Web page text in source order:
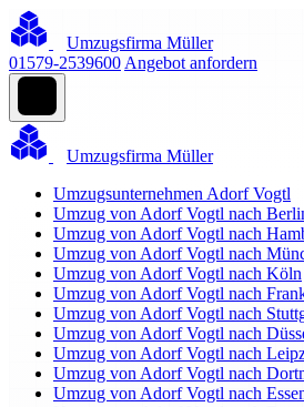
Umzugsfirma Müller
01579-2539600 Angebot anfordern
Umzugsfirma Müller
Umzugsunternehmen Adorf Vogtl
Umzug von Adorf Vogtl nach
Umzug von Adorf Vogtl nach
Umzug von Adorf Vogtl nach
Umzug von Adorf Vogtl nach Köln
Umzug von Adorf Vogtl nach
Umzug von Adorf Vogtl nach
Umzug von Adorf Vogtl nach
Umzug von Adorf Vogtl nach
Umzug von Adorf Vogtl nach
Umzug von Adorf Vogtl nach